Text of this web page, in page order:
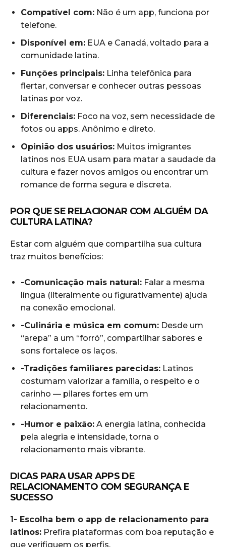
Compatível com: Não é um app, funciona por
telefone.
Disponível em: EUA e Canadá, voltado para a
comunidade latina.
Funções principais: Linha telefônica para
flertar, conversar e conhecer outras pessoas
latinas por voz.
Diferenciais: Foco na voz, sem necessidade de
fotos ou apps. Anônimo e direto.
Opinião dos usuários: Muitos imigrantes
latinos nos EUA usam para matar a saudade da
cultura e fazer novos amigos ou encontrar um
romance de forma segura e discreta.
POR QUE SE RELACIONAR COM ALGUÉM DA
CULTURA LATINA?
Estar com alguém que compartilha sua cultura
traz muitos benefícios:
-Comunicação mais natural: Falar a mesma
língua (literalmente ou figurativamente) ajuda
na conexão emocional.
-Culinária e música em comum: Desde um
“arepa” a um “forró”, compartilhar sabores e
sons fortalece os laços.
-Tradições familiares parecidas: Latinos
costumam valorizar a família, o respeito e o
carinho — pilares fortes em um
relacionamento.
-Humor e paixão: A energia latina, conhecida
pela alegria e intensidade, torna o
relacionamento mais vibrante.
DICAS PARA USAR APPS DE
RELACIONAMENTO COM SEGURANÇA E
SUCESSO
1- Escolha bem o app de relacionamento para
latinos: Prefira plataformas com boa reputação e
que verifiquem os perfis.